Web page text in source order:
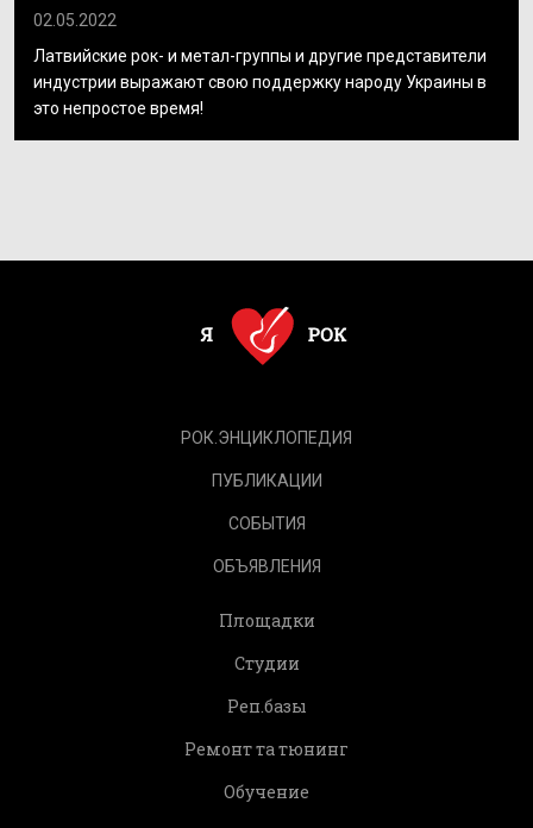
02.05.2022
Латвийские рок- и метал-группы и другие представители
индустрии выражают свою поддержку народу Украины в
это непростое время!
РОК.ЭНЦИКЛОПЕДИЯ
ПУБЛИКАЦИИ
СОБЫТИЯ
ОБЪЯВЛЕНИЯ
Площадки
Студии
Реп.базы
Ремонт та тюнинг
Обучение